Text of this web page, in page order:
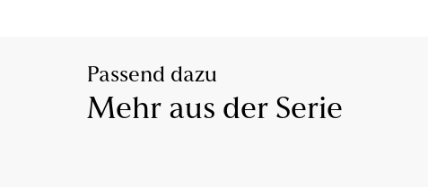
Passend dazu
Mehr aus der Serie